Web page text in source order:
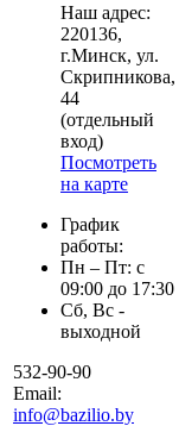
Наш адрес:
220136,
г.Минск, ул.
Скрипникова,
44
(отдельный
вход)
Посмотреть
на карте
График
работы:
Пн – Пт: с
09:00 до 17:30
Сб, Вс -
выходной
532-90-90
Email:
info@bazilio.by